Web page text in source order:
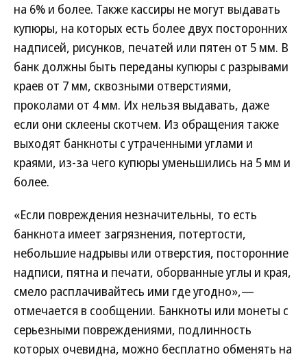
на 6% и более. Также кассиры не могут выдавать
купюры, на которых есть более двух посторонних
надписей, рисунков, печатей или пятен от 5 мм. В
банк должны быть переданы купюры с разрывами
краев от 7 мм, сквозными отверстиями,
проколами от 4 мм. Их нельзя выдавать, даже
если они склеены скотчем. Из обращения также
выходят банкноты с утраченными углами и
краями, из-за чего купюры уменьшились на 5 мм и
более.
«Если повреждения незначительны, то есть
банкнота имеет загрязнения, потертости,
небольшие надрывы или отверстия, посторонние
надписи, пятна и печати, оборванные углы и края,
смело расплачивайтесь ими где угодно»,—
отмечается в сообщении. Банкноты или монеты с
серьезными повреждениями, подлинность
которых очевидна, можно бесплатно обменять на